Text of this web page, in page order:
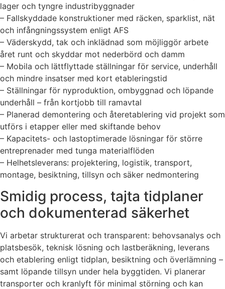
lager och tyngre industribyggnader
– Fallskyddade konstruktioner med räcken, sparklist, nät
och infångningssystem enligt AFS
– Väderskydd, tak och inklädnad som möjliggör arbete
året runt och skyddar mot nederbörd och damm
– Mobila och lättflyttade ställningar för service, underhåll
och mindre insatser med kort etableringstid
– Ställningar för nyproduktion, ombyggnad och löpande
underhåll – från kortjobb till ramavtal
– Planerad demontering och återetablering vid projekt som
utförs i etapper eller med skiftande behov
– Kapacitets- och lastoptimerade lösningar för större
entreprenader med tunga materialflöden
– Helhetsleverans: projektering, logistik, transport,
montage, besiktning, tillsyn och säker nedmontering
Smidig process, tajta tidplaner
och dokumenterad säkerhet
Vi arbetar strukturerat och transparent: behovsanalys och
platsbesök, teknisk lösning och lastberäkning, leverans
och etablering enligt tidplan, besiktning och överlämning –
samt löpande tillsyn under hela byggtiden. Vi planerar
transporter och kranlyft för minimal störning och kan